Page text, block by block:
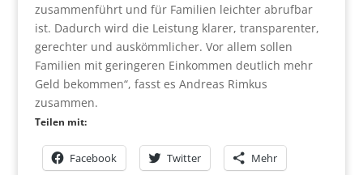
zusammenführt und für Familien leichter abrufbar
ist. Dadurch wird die Leistung klarer, transparenter,
gerechter und auskömmlicher. Vor allem sollen
Familien mit geringeren Einkommen deutlich mehr
Geld bekommen“, fasst es Andreas Rimkus
zusammen.
Teilen mit:
Facebook Twitter Mehr